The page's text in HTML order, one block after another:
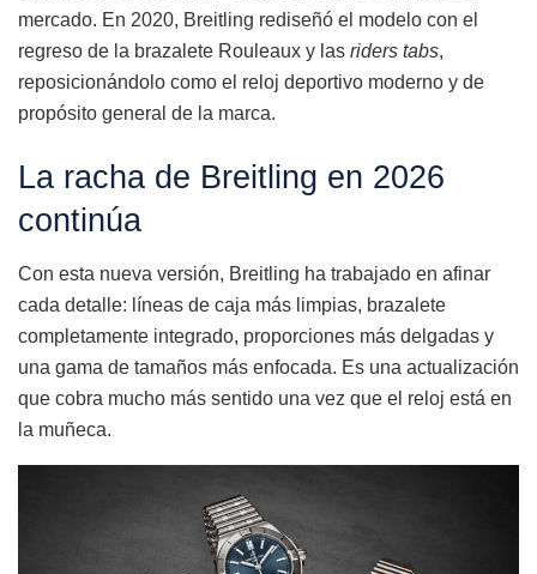
mercado. En 2020, Breitling rediseñó el modelo con el
regreso de la brazalete Rouleaux y las riders tabs,
reposicionándolo como el reloj deportivo moderno y de
propósito general de la marca.
La racha de Breitling en 2026
continúa
Con esta nueva versión, Breitling ha trabajado en afinar
cada detalle: líneas de caja más limpias, brazalete
completamente integrado, proporciones más delgadas y
una gama de tamaños más enfocada. Es una actualización
que cobra mucho más sentido una vez que el reloj está en
la muñeca.